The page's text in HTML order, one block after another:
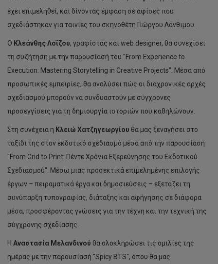
έχει επιμεληθεί, και δίνοντας έμφαση σε αφίσες που
σχεδιάστηκαν για ταινίες του σκηνοθέτη Γιώργου Λάνθιμου.
Ο Κλεάνθης Λοΐζου, γραφίστας και web designer, θα συνεχίσει
τη συζήτηση με την παρουσίασή του "From Experience to
Execution: Mastering Storytelling in Creative Projects". Μέσα από
προσωπικές εμπειρίες, θα αναλύσει πώς οι διαχρονικές αρχές
σχεδιασμού μπορούν να συνδυαστούν με σύγχρονες
προσεγγίσεις για τη δημιουργία ιστοριών που καθηλώνουν.
Στη συνέχεια η Κλειώ Χατζηγεωργίου θα μας ξεναγήσει στο
ταξίδι της στον εκδοτικό σχεδιασμό μέσα από την παρουσίαση
"From Grid to Print: Πέντε Χρόνια Εξερεύνησης του Εκδοτικού
Σχεδιασμού". Μέσω μιας προσεκτικά επιμελημένης επιλογής
έργων – πειραματικά έργα και δημοσιεύσεις – εξετάζει τη
συνύπαρξη τυπογραφίας, διάταξης και αφήγησης σε διάφορα
μέσα, προσφέροντας γνώσεις για την τέχνη και την τεχνική της
σύγχρονης σχεδίασης.
Η Αναστασία Μελανδινού θα ολοκληρώσει τις ομιλίες της
ημέρας με την παρουσίασή "Spicy BTS", όπου θα μας